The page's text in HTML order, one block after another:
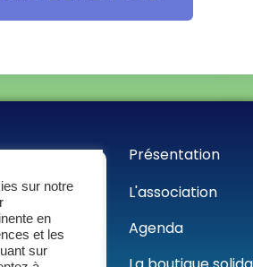
Présentation
L'association
Agenda
sur notre
en
et les
sur